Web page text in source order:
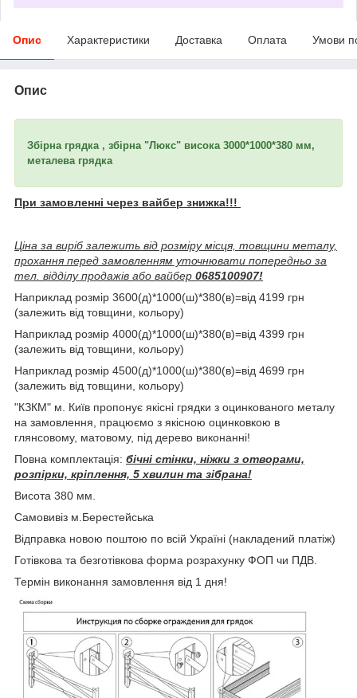
Опис Характеристики Доставка Оплата Умови
Опис
Збірна грядка , збірна "Люкс" висока 3000*1000*380 мм,
металева грядка
При замовленні через вайбер знижка!!!
Ціна за виріб залежить від розміру місця, товщини металу,
прохання перед замовленням уточнювати попередньо за
тел. відділу продажів або вайбер 0685100907!
Наприклад розмір 3600(д)*1000(ш)*380(в)=від 4199 грн
(залежить від товщини, кольору)
Наприклад розмір 4000(д)*1000(ш)*380(в)=від 4399 грн
(залежить від товщини, кольору)
Наприклад розмір 4500(д)*1000(ш)*380(в)=від 4699 грн
(залежить від товщини, кольору)
"КЗКМ" м. Київ пропонує якісні грядки з оцинкованого металу
на замовлення, працюємо з якісною оцинковкою в
глянсовому, матовому, під дерево виконанні!
Повна комплектація: бічні стінки, ніжки з отворами,
розпірки, кріплення, 5 хвилин та зібрана!
Висота 380 мм.
Самовивіз м.Берестейська
Відправка новою поштою по всій Україні (накладений платіж)
Готівкова та безготівкова форма розрахунку ФОП чи ПДВ.
Термін виконання замовлення від 1 дня!